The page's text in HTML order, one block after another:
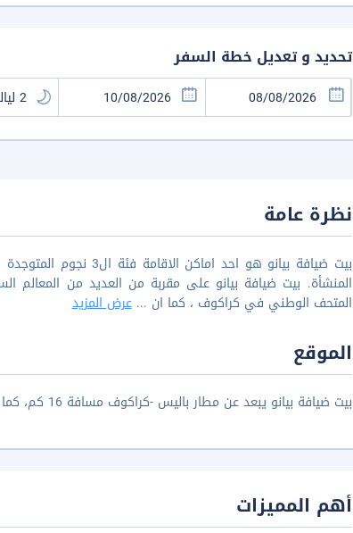
تحديد و تعديل خطة السفر
نظرة عامة
بيت ضيافة بيانو هو احد
المنشأة. بيت ضيافة بيانو على مقربة من العديد من المعالم
المتحف الوطني في كراكوف ، كما ان ...عرض المزيد
الموقع
بيت ضيافة بيانو يبعد عن مطار باليس -كراكوف مسافة 16 كم، كما تبعد المنشاة مسافة 6.9كم عن محطة سكة حديد كراكوف بلاسزو.
أهم المميزات